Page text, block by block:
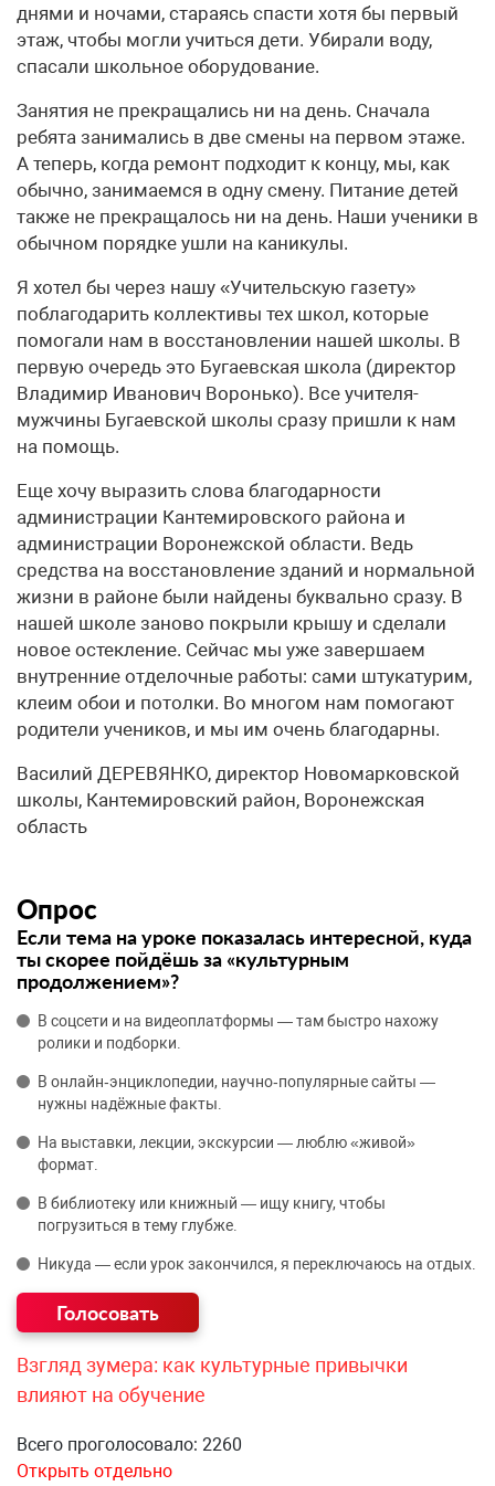
днями и ночами, стараясь спасти хотя бы первый
этаж, чтобы могли учиться дети. Убирали воду,
спасали школьное оборудование.
Занятия не прекращались ни на день. Сначала
ребята занимались в две смены на первом этаже.
А теперь, когда ремонт подходит к концу, мы, как
обычно, занимаемся в одну смену. Питание детей
также не прекращалось ни на день. Наши ученики в
обычном порядке ушли на каникулы.
Я хотел бы через нашу «Учительскую газету»
поблагодарить коллективы тех школ, которые
помогали нам в восстановлении нашей школы. В
первую очередь это Бугаевская школа (директор
Владимир Иванович Воронько). Все учителя-
мужчины Бугаевской школы сразу пришли к нам
на помощь.
Еще хочу выразить слова благодарности
администрации Кантемировского района и
администрации Воронежской области. Ведь
средства на восстановление зданий и нормальной
жизни в районе были найдены буквально сразу. В
нашей школе заново покрыли крышу и сделали
новое остекление. Сейчас мы уже завершаем
внутренние отделочные работы: сами штукатурим,
клеим обои и потолки. Во многом нам помогают
родители учеников, и мы им очень благодарны.
Василий ДЕРЕВЯНКО, директор Новомарковской
школы, Кантемировский район, Воронежская
область
Опрос
Если тема на уроке показалась интересной, куда
ты скорее пойдёшь за «культурным
продолжением»?
В соцсети и на видеоплатформы — там быстро нахожу
ролики и подборки.
В онлайн‑энциклопедии, научно‑популярные сайты —
нужны надёжные факты.
На выставки, лекции, экскурсии — люблю «живой»
формат.
В библиотеку или книжный — ищу книгу, чтобы
погрузиться в тему глубже.
Никуда — если урок закончился, я переключаюсь на отдых.
Взгляд зумера: как культурные привычки
влияют на обучение
Всего проголосовало: 2260
Открыть отдельно